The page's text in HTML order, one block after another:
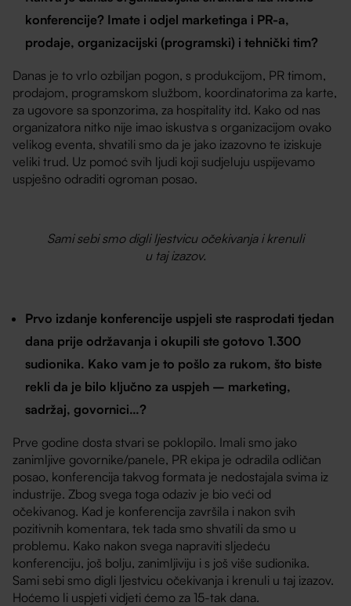
konferencije? Imate i odjel marketinga i PR-a,
prodaje, organizacijski (programski) i tehnički tim?
Danas je to vrlo ozbiljan pogon, s produkcijom, PR timom,
prodajom, programskom službom, koordinatorima za karte,
za ugovore sa sponzorima, za hospitality itd. Kako od nas
organizatora nitko nije imao iskustva s organizacijom ovako
velikog eventa, shvatili smo da je jako izazovno te iziskuje
veliki trud. Uz pomoć svih ljudi koji sudjeluju uspijevamo
uspješno odraditi ogroman posao.
Sami sebi smo digli ljestvicu očekivanja i krenuli
u taj izazov.
Prvo izdanje konferencije uspjeli ste rasprodati tjedan
dana prije održavanja i okupili ste gotovo 1.300
sudionika. Kako vam je to pošlo za rukom, što biste
rekli da je bilo ključno za uspjeh – marketing,
sadržaj, govornici…?
Prve godine dosta stvari se poklopilo. Imali smo jako
zanimljive govornike/panele, PR ekipa je odradila odličan
posao, konferencija takvog formata je nedostajala svima iz
industrije. Zbog svega toga odaziv je bio veći od
očekivanog. Kad je konferencija završila i nakon svih
pozitivnih komentara, tek tada smo shvatili da smo u
problemu. Kako nakon svega napraviti sljedeću
konferenciju, još bolju, zanimljiviju i s još više sudionika.
Sami sebi smo digli ljestvicu očekivanja i krenuli u taj izazov.
Hoćemo li uspjeti vidjeti ćemo za 15-tak dana.